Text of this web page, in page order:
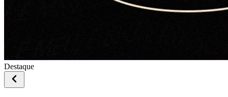
Destaque